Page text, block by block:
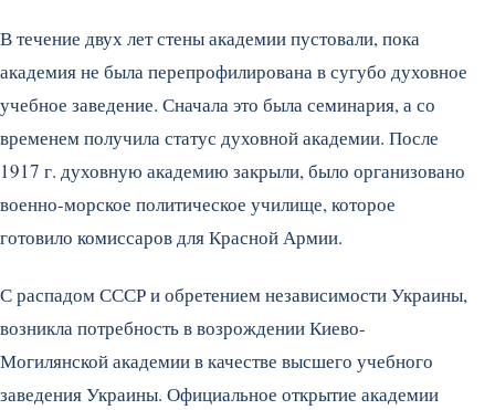
В течение двух лет стены академии пустовали, пока
академия не была перепрофилирована в сугубо духовное
учебное заведение. Сначала это была семинария, а со
временем получила статус духовной академии. После
1917 г. духовную академию закрыли, было организовано
военно-морское политическое училище, которое
готовило комиссаров для Красной Армии.
С распадом СССР и обретением независимости Украины,
возникла потребность в возрождении Киево-
Могилянской академии в качестве высшего учебного
заведения Украины. Официальное открытие академии